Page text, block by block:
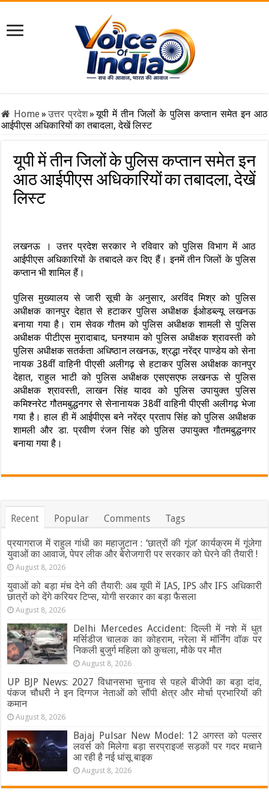
Home» उत्तर प्रदेश» यूपी में तीन जिलों के पुलिस कप्तान समेत इन आठ
आईपीएस अधिकारियों का तबादला, देखें लिस्ट
यूपी में तीन जिलों के पुलिस कप्तान समेत इन
आठ आईपीएस अधिकारियों का तबादला, देखें
लिस्ट
लखनऊ । उत्तर प्रदेश सरकार ने रविवार को पुलिस विभाग में आठ
आईपीएस अधिकारियों के तबादले कर दिए हैं। इनमें तीन जिलों के पुलिस
कप्तान भी शामिल हैं।
पुलिस मुख्यालय से जारी सूची के अनुसार, अरविंद मिश्र को पुलिस
अधीक्षक कानपुर देहात से हटाकर पुलिस अधीक्षक ईओडब्ल्यू लखनऊ
बनाया गया है। राम सेवक गौतम को पुलिस अधीक्षक शामली से पुलिस
अधीक्षक पीटीएस मुरादाबाद, घनश्याम को पुलिस अधीक्षक श्रावस्ती को
पुलिस अधीक्षक सतर्कता अधिष्ठान लखनऊ, श्रद्धा नरेंद्र पाण्डेय को सेना
नायक 38वीं वाहिनी पीएसी अलीगढ़ से हटाकर पुलिस अधीक्षक कानपुर
देहात, राहुल भाटी को पुलिस अधीक्षक एसएसएफ लखनऊ से पुलिस
अधीक्षक श्रावस्ती, लाखन सिंह यादव को पुलिस उपायुक्त पुलिस
कमिश्नरेट गौतमबुद्धनगर से सेनानायक 38वीं वाहिनी पीएसी अलीगढ़ भेजा
गया है। हाल ही में आईपीएस बने नरेंद्र प्रताप सिंह को पुलिस अधीक्षक
शामली और डा. प्रवीण रंजन सिंह को पुलिस उपायुक्त गौतमबुद्धनगर
बनाया गया है।
Recent Popular Comments Tags
प्रयागराज में राहुल गांधी का महाजुटान : ‘छात्रों की गूंज’ कार्यक्रम में गूंजेगा
युवाओं का आवाज, पेपर लीक और बेरोजगारी पर सरकार को घेरने की तैयारी !
August 8, 2026
युवाओं को बड़ा मंच देने की तैयारी: अब यूपी में IAS, IPS और IFS अधिकारी
छात्रों को देंगे करियर टिप्स, योगी सरकार का बड़ा फैसला
August 8, 2026
Delhi Mercedes Accident: दिल्ली में नशे में धुत
मर्सिडीज चालक का कोहराम, नरेला में मॉर्निंग वॉक पर
निकली बुजुर्ग महिला को कुचला, मौके पर मौत
August 8, 2026
UP BJP News: 2027 विधानसभा चुनाव से पहले बीजेपी का बड़ा दांव,
पंकज चौधरी ने इन दिग्गज नेताओं को सौंपी क्षेत्र और मोर्चा प्रभारियों की
कमान
August 8, 2026
Bajaj Pulsar New Model: 12 अगस्त को पल्सर
लवर्स को मिलेगा बड़ा सरप्राइज! सड़कों पर गदर मचाने
आ रही है नई धांसू बाइक
August 8, 2026